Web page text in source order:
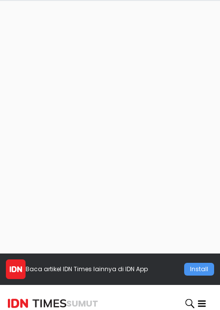
Baca artikel IDN Times lainnya di IDN App Install
SUMUT